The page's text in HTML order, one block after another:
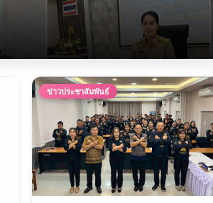
ข่าวประชาสัมพันธ์